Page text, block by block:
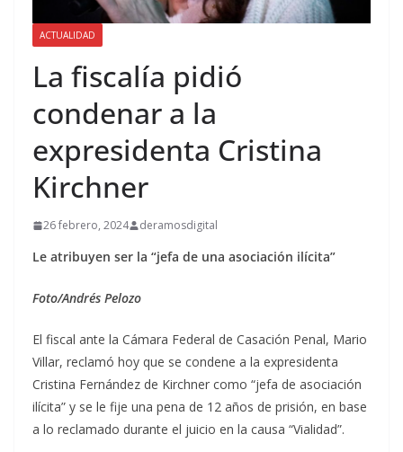
ACTUALIDAD
La fiscalía pidió
condenar a la
expresidenta Cristina
Kirchner
26 febrero, 2024 deramosdigital
Le atribuyen ser la “jefa de una asociación ilícita”
Foto/Andrés Pelozo
El fiscal ante la Cámara Federal de Casación Penal, Mario
Villar, reclamó hoy que se condene a la expresidenta
Cristina Fernández de Kirchner como “jefa de asociación
ilícita” y se le fije una pena de 12 años de prisión, en base
a lo reclamado durante el juicio en la causa “Vialidad”.